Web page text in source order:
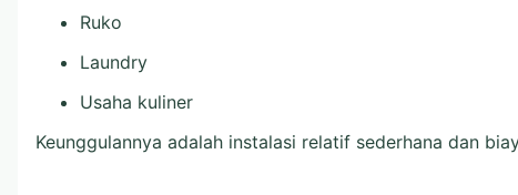
Ruko
Laundry
Usaha kuliner
Keunggulannya adalah instalasi relatif sederhana dan